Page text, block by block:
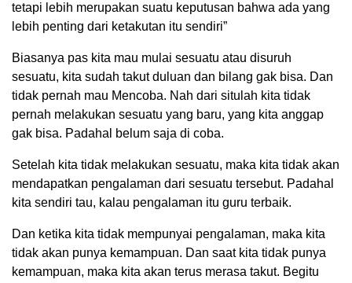
tetapi lebih merupakan suatu keputusan bahwa ada yang
lebih penting dari ketakutan itu sendiri”
Biasanya pas kita mau mulai sesuatu atau disuruh
sesuatu, kita sudah takut duluan dan bilang gak bisa. Dan
tidak pernah mau Mencoba. Nah dari situlah kita tidak
pernah melakukan sesuatu yang baru, yang kita anggap
gak bisa. Padahal belum saja di coba.
Setelah kita tidak melakukan sesuatu, maka kita tidak akan
mendapatkan pengalaman dari sesuatu tersebut. Padahal
kita sendiri tau, kalau pengalaman itu guru terbaik.
Dan ketika kita tidak mempunyai pengalaman, maka kita
tidak akan punya kemampuan. Dan saat kita tidak punya
kemampuan, maka kita akan terus merasa takut. Begitu